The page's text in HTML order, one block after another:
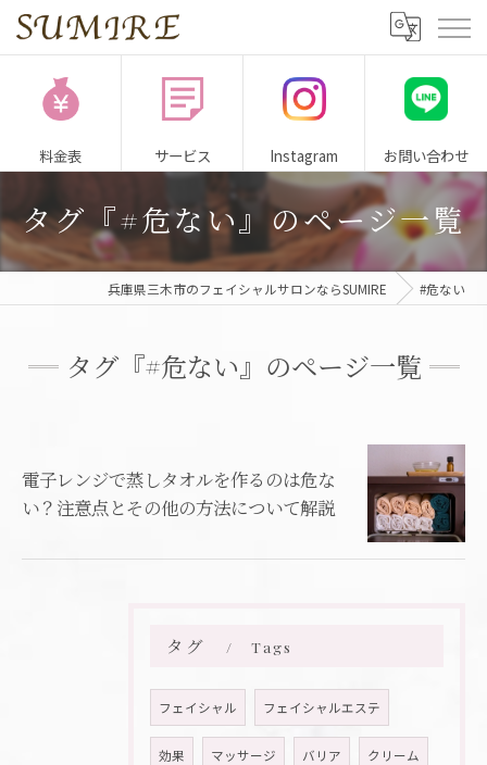
料金表 サービス Instagram お問い合わせ
タグ『#危ない』のページ一覧
兵庫県三木市のフェイシャルサロンならSUMIRE #危ない
タグ『#危ない』のページ一覧
電子レンジで蒸しタオルを作るのは危な
い？注意点とその他の方法について解説
タグ Tags
フェイシャル フェイシャルエステ
効果 マッサージ バリア クリーム